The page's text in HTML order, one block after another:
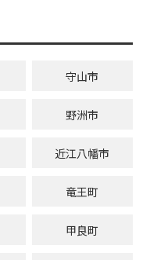
守山市
野洲市
近江八幡市
竜王町
甲良町